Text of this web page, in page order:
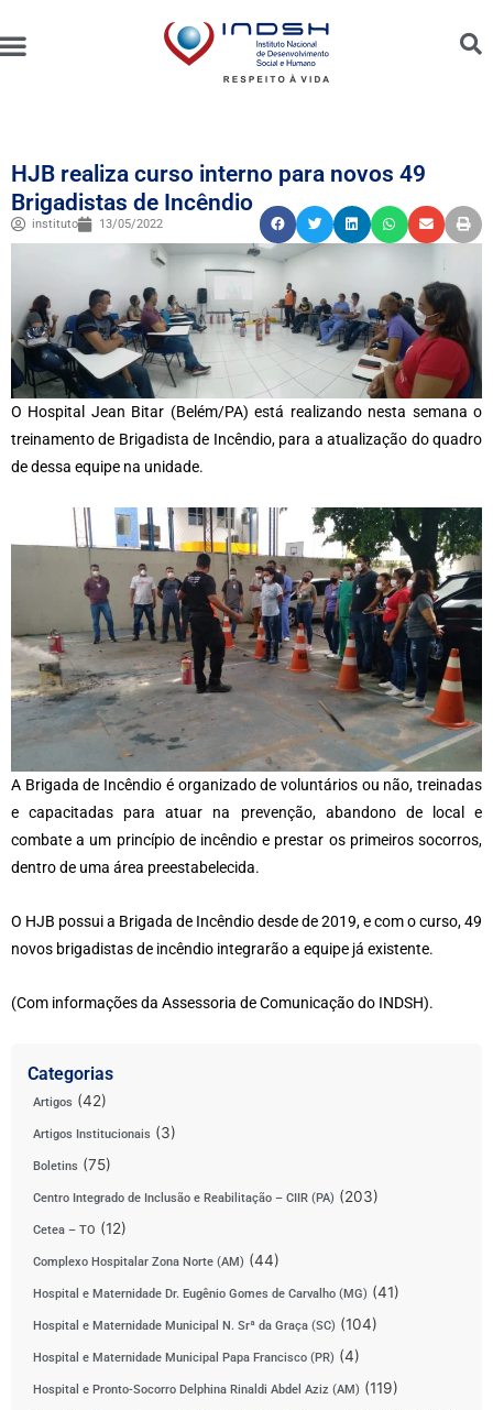
HJB realiza curso interno para novos 49
Brigadistas de Incêndio
instituto 13/05/2022
O Hospital Jean Bitar (Belém/PA) está realizando nesta semana o
treinamento de Brigadista de Incêndio, para a atualização do quadro
de dessa equipe na unidade.
A Brigada de Incêndio é organizado de voluntários ou não, treinadas
e capacitadas para atuar na prevenção, abandono de local e
combate a um princípio de incêndio e prestar os primeiros socorros,
dentro de uma área preestabelecida.
O HJB possui a Brigada de Incêndio desde de 2019, e com o curso, 49
novos brigadistas de incêndio integrarão a equipe já existente.
(Com informações da Assessoria de Comunicação do INDSH).
Categorias
Artigos (42)
Artigos Institucionais (3)
Boletins (75)
Centro Integrado de Inclusão e Reabilitação – CIIR (PA) (203)
Cetea – TO (12)
Complexo Hospitalar Zona Norte (AM) (44)
Hospital e Maternidade Dr. Eugênio Gomes de Carvalho (MG) (41)
Hospital e Maternidade Municipal N. Srª da Graça (SC) (104)
Hospital e Maternidade Municipal Papa Francisco (PR) (4)
Hospital e Pronto-Socorro Delphina Rinaldi Abdel Aziz (AM) (119)